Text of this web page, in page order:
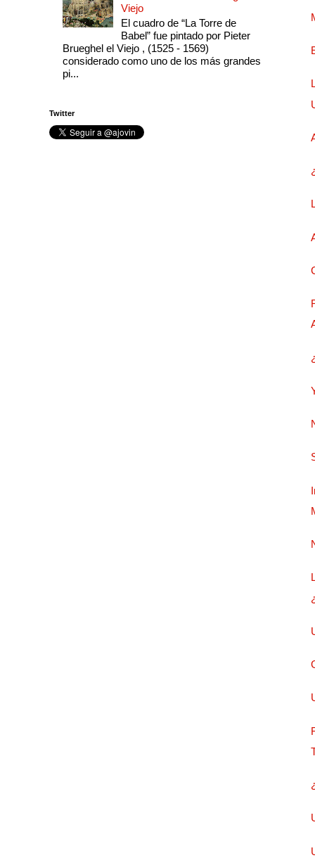
Viejo
El cuadro de “La Torre de
Babel” fue pintado por Pieter
Brueghel el Viejo , (1525 - 1569)
considerado como uno de los más grandes
pi...
Twitter